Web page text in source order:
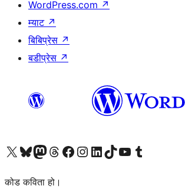
WordPress.com ↗
म्याट ↗
बिबिप्रेस ↗
बडीप्रेस ↗
हाम्रो X (पहिले ट्विटर) खातामा जानुहोस्
हाम्रो Bluesky खाता भ्रमण गर्नुहोस्
हाम्रो म्यास्टोडन खाता भ्रमण गर्नुहोस्
हाम्रो थ्रेड्स खातामा जानुहोस्
हाम्रो फेसबुक पेजमा जानुहोस्
हाम्रो इन्स्टाग्राम खातामा जानुहोस्
हाम्रो लिङ्क्डइन खातामा जानुहोस्
हाम्रो TikTok खाता भ्रमण गर्नुहोस्
हाम्रो युट्युब च्यानलमा जानुहोस्
हाम्रो टम्बलर खाता भ्रमण गर्नुहोस्
कोड कविता हो।